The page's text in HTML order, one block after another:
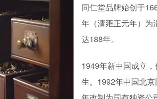
同仁堂品牌始创于
年 （清雍正元年） 为
达188年。
1949年新中国成立
生。1992年中国北